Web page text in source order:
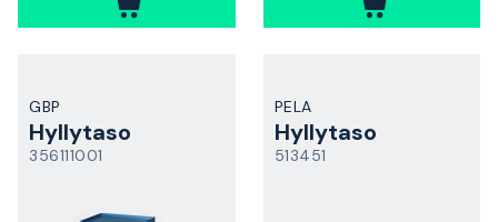
GBP
Hyllytaso
356111001
PELA
Hyllytaso
513451